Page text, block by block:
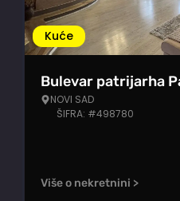
Kuće
Bulevar patrijarha
NOVI SAD
ŠIFRA: #498780
Više o nekretnini >